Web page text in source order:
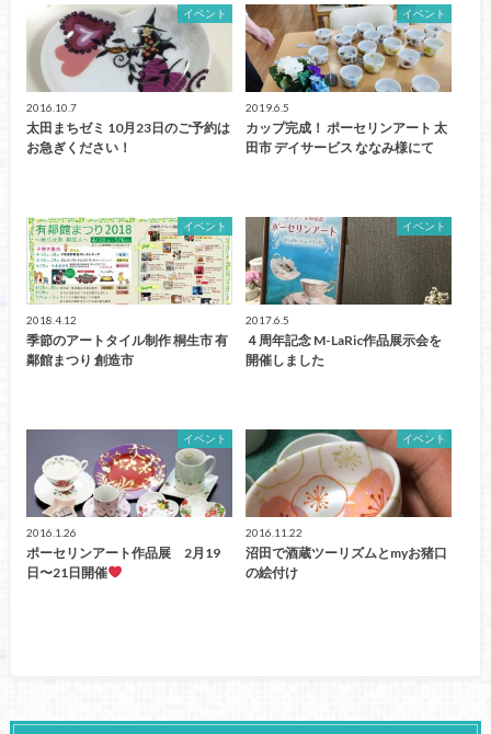
イベント
2016.10.7
太田まちゼミ 10月23日のご予約は
お急ぎください！
イベント
2019.6.5
カップ完成！ ポーセリンアート 太
田市 デイサービス ななみ様にて
イベント
2018.4.12
季節のアートタイル制作 桐生市 有
鄰館まつり 創造市
イベント
2017.6.5
４周年記念 M-LaRic作品展示会を
開催しました
イベント
2016.1.26
ポーセリンアート作品展 2月19
日〜21日開催
イベント
2016.11.22
沼田で酒蔵ツーリズムとmyお猪口
の絵付け